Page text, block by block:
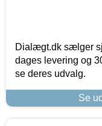
Dialægt.dk sælger
dages levering og
se deres udvalg.
Se